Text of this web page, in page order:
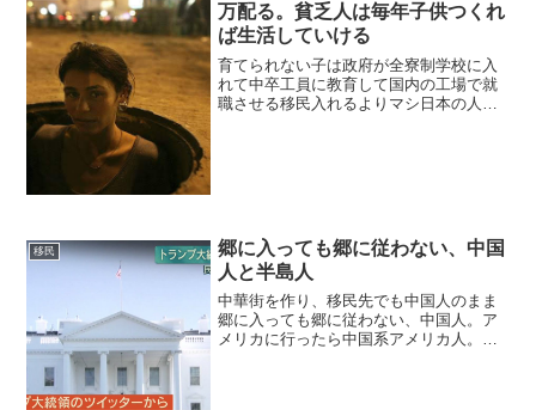
万配る。貧乏人は毎年子供つくれ
ば生活していける
育てられない子は政府が全寮制学校に入
れて中卒工員に教育して国内の工場で就
職させる移民入れるよりマシ日本の人口1
移民
郷に入っても郷に従わない、中国
人と半島人
中華街を作り、移民先でも中国人のまま
郷に入っても郷に従わない、中国人。ア
メリカに行ったら中国系アメリカ人。ア